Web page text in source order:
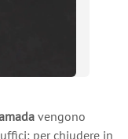
vengono
per chiudere in